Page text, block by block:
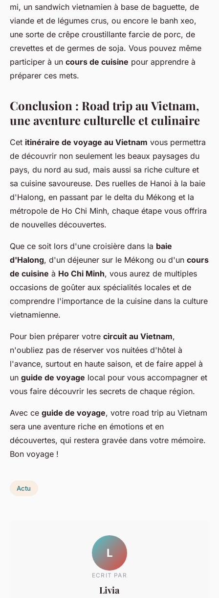
mi, un sandwich vietnamien à base de baguette, de
viande et de légumes crus, ou encore le banh xeo,
une sorte de crêpe croustillante farcie de porc, de
crevettes et de germes de soja. Vous pouvez même
participer à un cours de cuisine pour apprendre à
préparer ces mets.
Conclusion : Road trip au Vietnam,
une aventure culturelle et culinaire
Cet itinéraire de voyage au Vietnam vous permettra
de découvrir non seulement les beaux paysages du
pays, du nord au sud, mais aussi sa riche culture et
sa cuisine savoureuse. Des ruelles de Hanoi à la baie
d'Halong, en passant par le delta du Mékong et la
métropole de Ho Chi Minh, chaque étape vous offrira
de nouvelles découvertes.
Que ce soit lors d'une croisière dans la baie
d'Halong, d'un déjeuner sur le Mékong ou d'un cours
de cuisine à Ho Chi Minh, vous aurez de multiples
occasions de goûter aux spécialités locales et de
comprendre l'importance de la cuisine dans la culture
vietnamienne.
Pour bien préparer votre circuit au Vietnam,
n'oubliez pas de réserver vos nuitées d'hôtel à
l'avance, surtout en haute saison, et de faire appel à
un guide de voyage local pour vous accompagner et
vous faire découvrir les secrets de chaque région.
Avec ce guide de voyage, votre road trip au Vietnam
sera une aventure riche en émotions et en
découvertes, qui restera gravée dans votre mémoire.
Bon voyage !
Actu
L
ECRIT PAR
Livia